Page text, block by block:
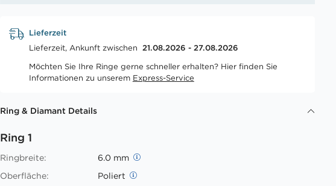
Lieferzeit
Lieferzeit, Ankunft zwischen 21.08.2026 - 27.08.2026
Möchten Sie Ihre Ringe gerne schneller erhalten? Hier finden Sie
Informationen zu unserem Express-Service
Ring & Diamant Details
Ring 1
Ringbreite:
6.0 mm
Oberfläche:
Poliert